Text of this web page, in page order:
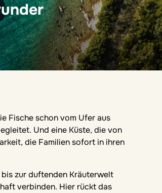
Und eine Küste, die von
die Familien sofort in ihren
zur duftenden Kräuterwelt
verbinden. Hier rückt das